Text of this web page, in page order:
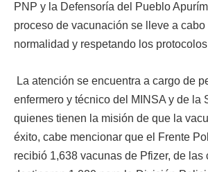
PNP y la Defensoría del Pueblo
proceso de vacunación se lleve a cabo
normalidad y respetando los
La atención se encuentra a cargo de
enfermero y técnico del MINSA y de la
quienes tienen la misión de que la
éxito, cabe mencionar que el Frente
recibió 1,638 vacunas de Pfizer, de las